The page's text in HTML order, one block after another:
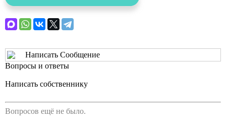
Написать Сообщение
Вопросы и ответы
Написать собственнику
Вопросов ещё не было.